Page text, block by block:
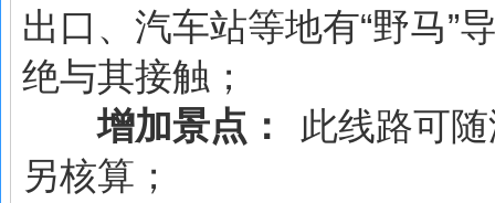
出口、汽车站等地有“野马”
绝与其接触；
增加景点： 此线路可
另核算；